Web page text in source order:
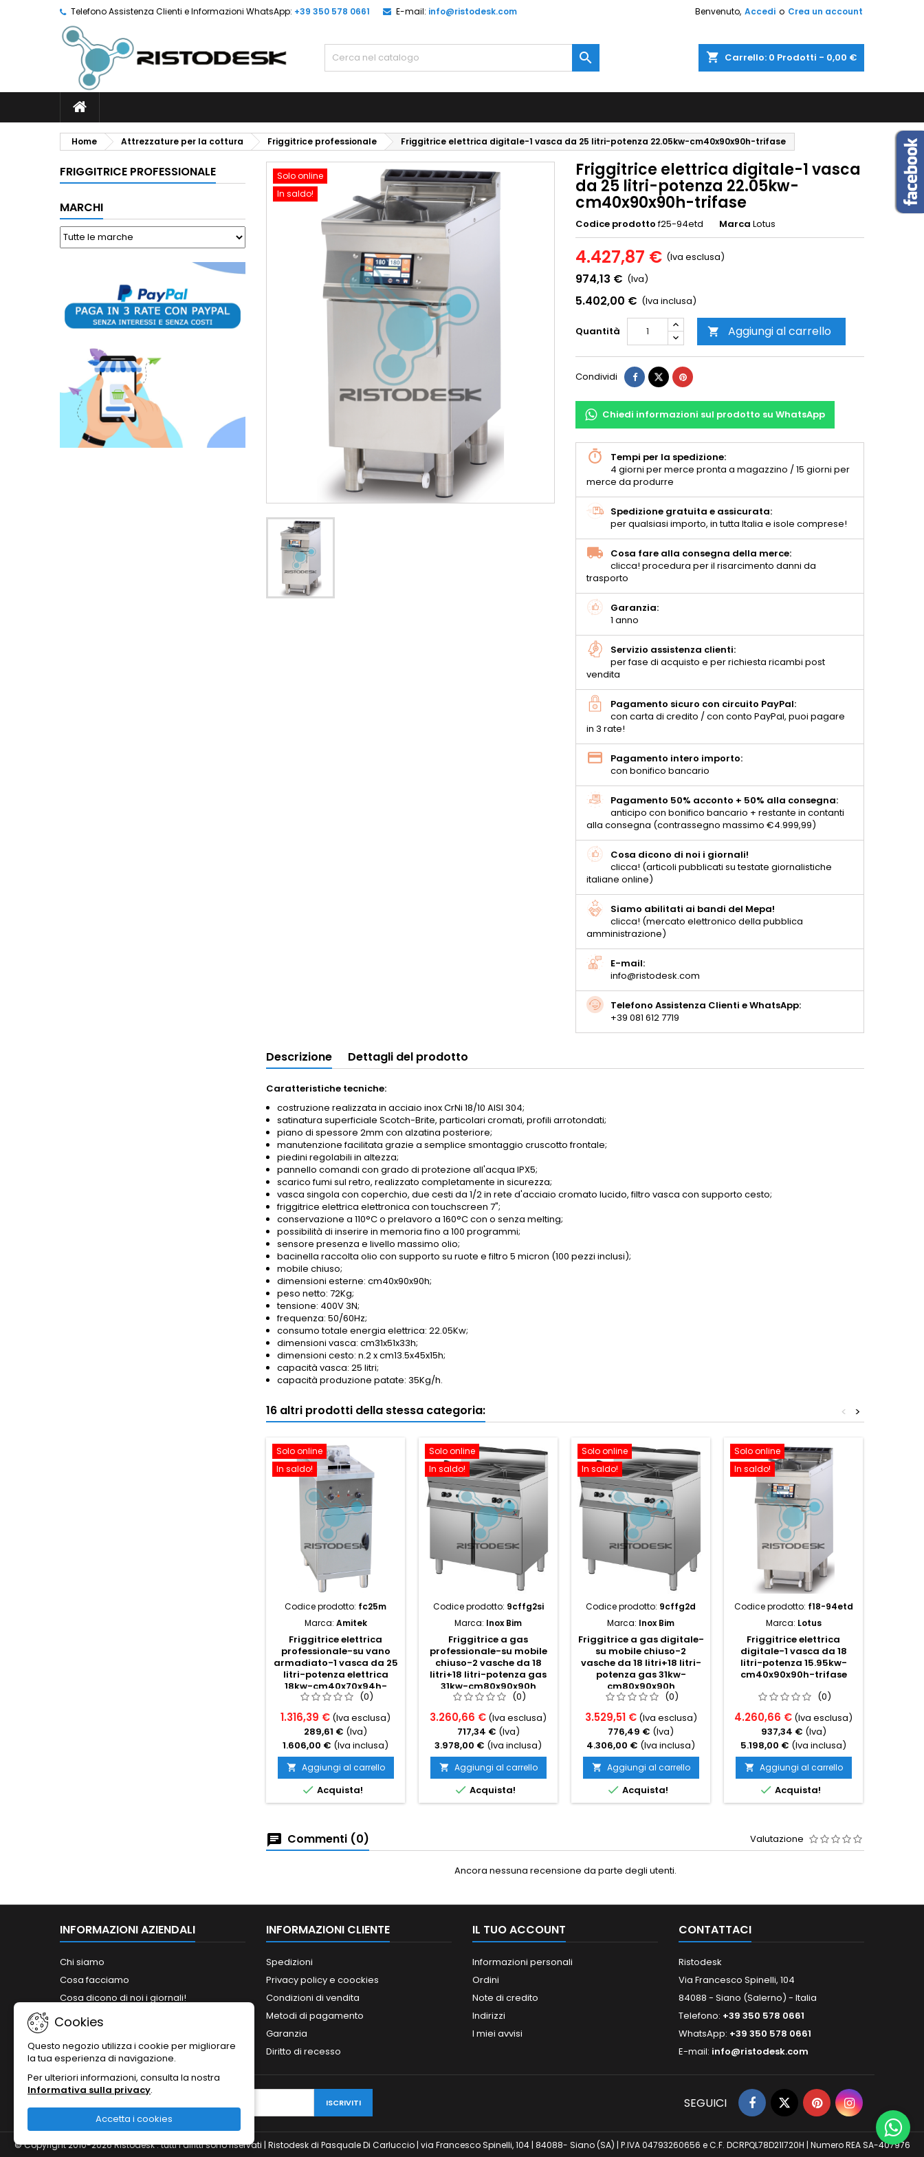
Telefono Assistenza Clienti e Informazioni WhatsApp: +39 350 578 0661 E-mail: info@ristodesk.com Benvenuto, Accedi o Crea un account
shopping_cart Carrello: 0 Prodotti - 0,00 €

Home Attrezzature per la cottura Friggitrice professionale Friggitrice elettrica digitale-1 vasca da 25 litri-potenza 22.05kw-cm40x90x90h-trifase
FRIGGITRICE PROFESSIONALE
MARCHI
Solo online
In saldo!
Friggitrice elettrica digitale-1 vasca
da 25 litri-potenza 22.05kw-
cm40x90x90h-trifase
Codice prodotto f25-94etd Marca Lotus
4.427,87 € (Iva esclusa)
974,13 € (Iva)
5.402,00 € (Iva inclusa)
Quantità  Aggiungi al carrello
Condividi
Chiedi informazioni sul prodotto su WhatsApp
Tempi per la spedizione:
4 giorni per merce pronta a magazzino / 15 giorni per
merce da produrre
Spedizione gratuita e assicurata:
per qualsiasi importo, in tutta Italia e isole comprese!
Cosa fare alla consegna della merce:
clicca! procedura per il risarcimento danni da
trasporto
Garanzia:
1 anno
Servizio assistenza clienti:
per fase di acquisto e per richiesta ricambi post
vendita
Pagamento sicuro con circuito PayPal:
con carta di credito / con conto PayPal, puoi pagare
in 3 rate!
Pagamento intero importo:
con bonifico bancario
Pagamento 50% acconto + 50% alla consegna:
anticipo con bonifico bancario + restante in contanti
alla consegna (contrassegno massimo €4.999,99)
Cosa dicono di noi i giornali!
clicca! (articoli pubblicati su testate giornalistiche
italiane online)
Siamo abilitati ai bandi del Mepa!
clicca! (mercato elettronico della pubblica
amministrazione)
E-mail:
info@ristodesk.com
Telefono Assistenza Clienti e WhatsApp:
+39 081 612 7719
Descrizione Dettagli del prodotto
Caratteristiche tecniche:
costruzione realizzata in acciaio inox CrNi 18/10 AISI 304;
satinatura superficiale Scotch-Brite, particolari cromati, profili arrotondati;
piano di spessore 2mm con alzatina posteriore;
manutenzione facilitata grazie a semplice smontaggio cruscotto frontale;
piedini regolabili in altezza;
pannello comandi con grado di protezione all'acqua IPX5;
scarico fumi sul retro, realizzato completamente in sicurezza;
vasca singola con coperchio, due cesti da 1/2 in rete d'acciaio cromato lucido, filtro vasca con supporto cesto;
friggitrice elettrica elettronica con touchscreen 7";
conservazione a 110°C o prelavoro a 160°C con o senza melting;
possibilità di inserire in memoria fino a 100 programmi;
sensore presenza e livello massimo olio;
bacinella raccolta olio con supporto su ruote e filtro 5 micron (100 pezzi inclusi);
mobile chiuso;
dimensioni esterne: cm40x90x90h;
peso netto: 72Kg;
tensione: 400V 3N;
frequenza: 50/60Hz;
consumo totale energia elettrica: 22.05Kw;
dimensioni vasca: cm31x51x33h;
dimensioni cesto: n.2 x cm13.5x45x15h;
capacità vasca: 25 litri;
capacità produzione patate: 35Kg/h.
16 altri prodotti della stessa categoria: >
<
Solo online
In saldo!
Codice prodotto: fc25m
Marca: Amitek
Friggitrice elettrica
professionale-su vano
armadiato-1 vasca da 25
litri-potenza elettrica
18kw-cm40x70x94h-
trifase
(0)
1.316,39 € (Iva esclusa)
289,61 € (Iva)
1.606,00 € (Iva inclusa)
 Aggiungi al carrello
 Acquista!
Solo online
In saldo!
Codice prodotto: 9cffg2si
Marca: Inox Bim
Friggitrice a gas
professionale-su mobile
chiuso-2 vasche da 18
litri+18 litri-potenza gas
31kw-cm80x90x90h
(0)
3.260,66 € (Iva esclusa)
717,34 € (Iva)
3.978,00 € (Iva inclusa)
 Aggiungi al carrello
 Acquista!
Solo online
In saldo!
Codice prodotto: 9cffg2d
Marca: Inox Bim
Friggitrice a gas digitale-
su mobile chiuso-2
vasche da 18 litri+18 litri-
potenza gas 31kw-
cm80x90x90h
(0)
3.529,51 € (Iva esclusa)
776,49 € (Iva)
4.306,00 € (Iva inclusa)
 Aggiungi al carrello
 Acquista!
Solo online
In saldo!
Codice prodotto: f18-94etd
Marca: Lotus
Friggitrice elettrica
digitale-1 vasca da 18
litri-potenza 15.95kw-
cm40x90x90h-trifase
(0)
4.260,66 € (Iva esclusa)
937,34 € (Iva)
5.198,00 € (Iva inclusa)
 Aggiungi al carrello
 Acquista!
Commenti (0) Valutazione
Ancora nessuna recensione da parte degli utenti.
INFORMAZIONI AZIENDALI
Chi siamo
Cosa facciamo
Cosa dicono di noi i giornali!
Siamo abilitati ai bandi del MePA!
Contattaci
INFORMAZIONI CLIENTE
Spedizioni
Privacy policy e coockies
Condizioni di vendita
Metodi di pagamento
Garanzia
Diritto di recesso
IL TUO ACCOUNT
Informazioni personali
Ordini
Note di credito
Indirizzi
I miei avvisi
CONTATTACI
Ristodesk
Via Francesco Spinelli, 104
84088 - Siano (Salerno) - Italia
Telefono: +39 350 578 0661
WhatsApp: +39 350 578 0661
E-mail: info@ristodesk.com
Cookies
Questo negozio utilizza i cookie per migliorare
la tua esperienza di navigazione.
Per ulteriori informazioni, consulta la nostra
Informativa sulla privacy.
Accetta i cookies
SEGUICI
© Copyright 2010-2026 Ristodesk : tutti i diritti sono riservati | Ristodesk di Pasquale Di Carluccio | via Francesco Spinelli, 104 | 84088- Siano (SA) | P.IVA 04793260656 e C.F. DCRPQL78D21I720H | Numero REA SA-407976